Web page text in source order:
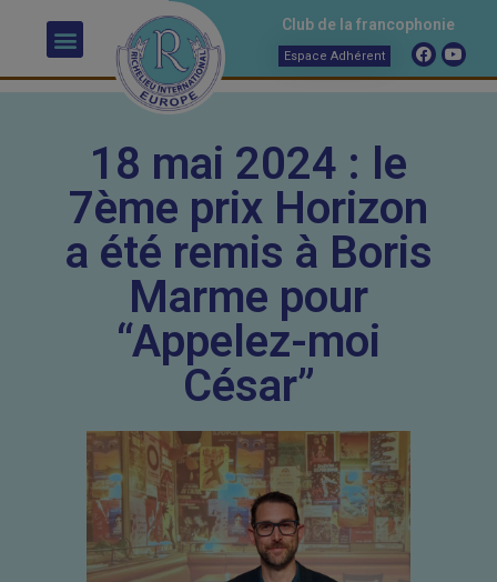
Club de la francophonie
Espace Adhérent
18 mai 2024 : le
7ème prix Horizon
a été remis à Boris
Marme pour
“Appelez-moi
César”